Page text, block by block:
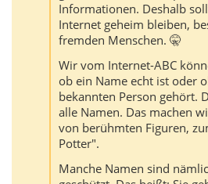
Informationen. Deshalb
Internet geheim bleiben,
fremden Menschen. 🤫
Wir vom Internet-ABC
ob ein Name echt ist oder
bekannten Person gehört.
alle Namen. Das machen
von berühmten Figuren,
Potter".
Manche Namen sind